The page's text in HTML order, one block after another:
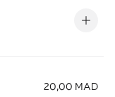
20,00 MAD